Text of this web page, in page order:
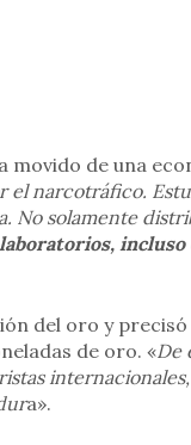
movido de una
el narcotráfico.
No solamente
incluso
del oro y
de oro. «De
a».